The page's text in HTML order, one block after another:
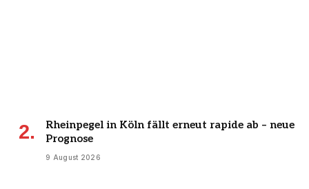
Rheinpegel in Köln fällt erneut rapide ab – neue
Prognose
9 August 2026